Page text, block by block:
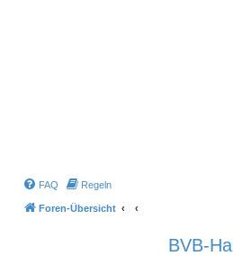
FAQ Regeln
Foren-Übersicht
BVB-